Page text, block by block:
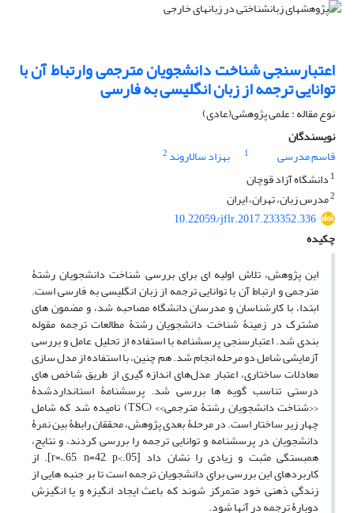
اعتبارسنجی شناخت دانشجویان مترجمی وارتباط آن با
توانایی ترجمه از زبان انگلیسی به فارسی
نوع مقاله : علمی پژوهشی(عادی)
نویسندگان
قاسم مدرسی
1 بهزاد سالاروند 2
1 دانشگاه آزاد قوچان
2مدرس زبان، تهران، ایران
10.22059/jflr.2017.233352.336
چکیده
این پژوهش، تلاش اولیه ای برای بررسی شناخت دانشجویان رشتۀ
مترجمی و ارتباط آن با توانایی ترجمه از زبان انگلیسی به فارسی است.
ابتدا، با کارشناسان و مدرسان دانشگاه مصاحبه شد، و مضمون های
مشترک در زمینۀ شناخت دانشجویان رشتۀ مطالعات ترجمه مقوله
بندی شد. اعتبارسنجی پرسشنامه با استفاده از تحلیل عامل و بررسی
آزمایشی شامل دو مرحله انجام شد. هم چنین، با استفاده از مدل سازی
معادلات ساختاری، اعتبار مدل‌های اندازه گیری از طریق شاخص های
درستی تناسب گویه ها بررسی شد. پرسشنامۀ استاندارد‌شدۀ
‹‹شناخت دانشجویان رشتۀ مترجمی›› (TSC) نامیده شد که شامل
چهار زیر ساختار است. در مرحلۀ بعدی پژوهش، محققان رابطۀ بین نمرۀ
دانشجویان در پرسشنامه و توانایی ترجمه را بررسی کردند، و نتایج،
همبستگی مثبت و زیادی را نشان داد [r=–.65, n=42, p<.05]. از
کاربردهای این بررسی برای دانشجویان ترجمه است تا بر جنبه هایی از
زندگی ذهنی خود متمرکز شوند که باعث ایجاد انگیزه و یا انگیزش
دوبارۀ ترجمه در آنها شود.